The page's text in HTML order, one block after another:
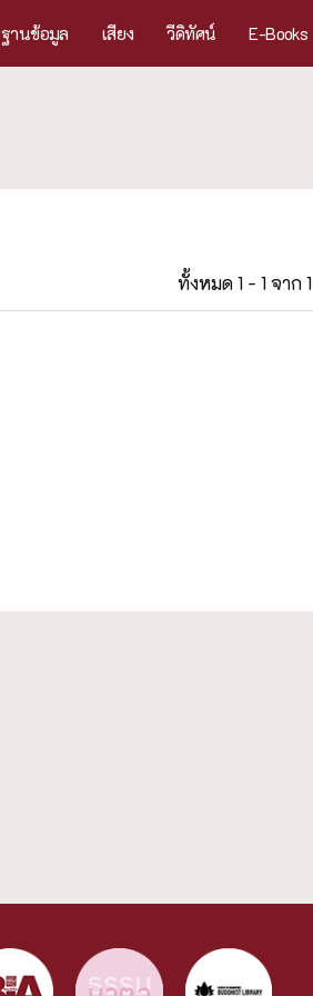
ฐานข้อมูล เสียง วีดิทัศน์ E-Books
ทั้งหมด 1 - 1 จาก 1